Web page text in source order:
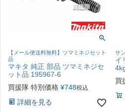
【メール便送料無料】ツマミネジセット
品
マキタ 純正 部品 ツマミネジセ
ット品 195967-6
買援隊 特別価格 ¥748税込
詳細を見る
サ
イ
買